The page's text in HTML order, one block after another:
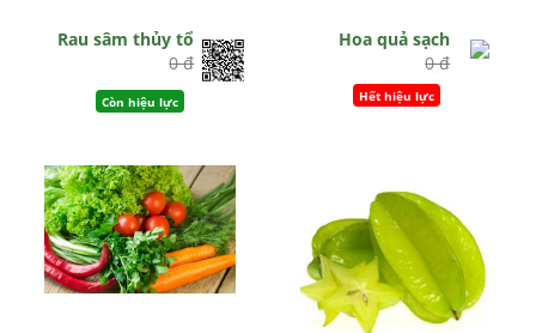
Rau sâm thủy tổ
0 đ
Còn hiệu lực
Hoa quả sạch
0 đ
Hết hiệu lực